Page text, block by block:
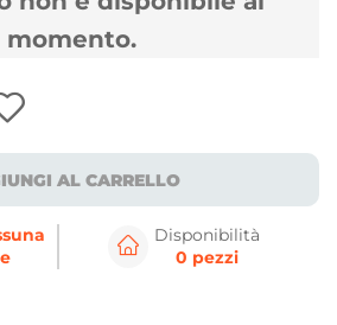
momento.
AL CARRELLO
Disponibilità
0 pezzi